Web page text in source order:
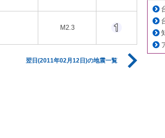
M2.3
翌日(2011年02月12日)の地震一覧